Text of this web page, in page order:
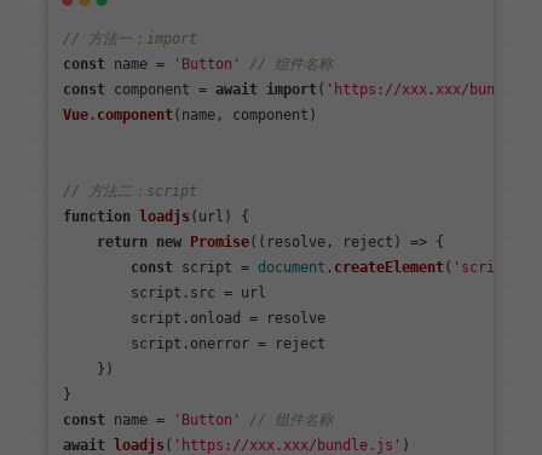
// 方法一：import
const name = 'Button'
// 组件名称
const component = await import ( 'https://xxx.xxx/
Vue . component(name, component)
// 方法二：script
function loadjs ( url ) {
return
new Promise( ( resolve, reject ) => {
const script = document . createElement( 'script'
        script.
src = url
        script.
onload
= resolve
        script.
onerror = reject
    })
const name = 'Button'
// 组件名称
await loadjs ( 'https://xxx.xxx/bundle.js'